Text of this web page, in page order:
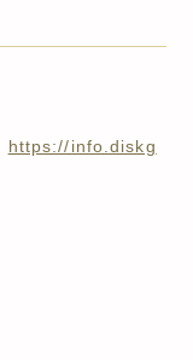
https://info.diskg